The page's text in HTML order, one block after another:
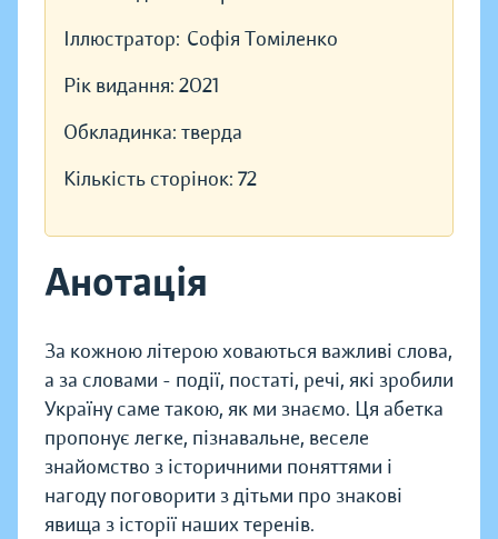
Іллюстратор: Софія Томіленко
Рік видання: 2021
Обкладинка: тверда
Кількість сторінок: 72
Анотація
За кожною літерою ховаються важливі слова,
а за словами - події, постаті, речі, які зробили
Україну саме такою, як ми знаємо. Ця абетка
пропонує легке, пізнавальне, веселе
знайомство з історичними поняттями і
нагоду поговорити з дітьми про знакові
явища з історії наших теренів.